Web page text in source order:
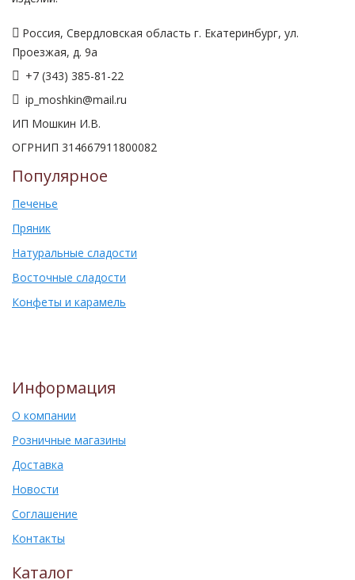
Россия, Свердловская область г. Екатеринбург, ул.
Проезжая, д. 9а
+7 (343) 385-81-22
ip_moshkin@mail.ru
ИП Мошкин И.В.
ОГРНИП 314667911800082
Популярное
Печенье
Пряник
Натуральные сладости
Восточные сладости
Конфеты и карамель
Информация
О компании
Розничные магазины
Доставка
Новости
Соглашение
Контакты
Каталог